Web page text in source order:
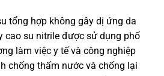
tổng hợp không gây dị ứng da
cao su nitrile được sử dụng phổ
làm việc y tế và công nghiệp
chống thấm nước và chống lại